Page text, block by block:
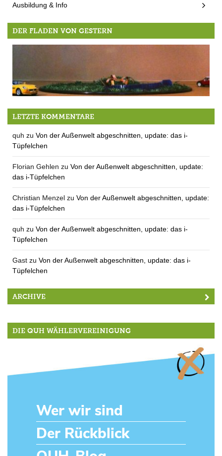
Ausbildung & Info
DER FLADEN VON GESTERN
Es geht rund (die 7. Gemeinderatssitzung 2011)
LETZTE KOMMENTARE
quh zu Von der Außenwelt abgeschnitten, update: das i-
Tüpfelchen
Florian Gehlen zu Von der Außenwelt abgeschnitten, update:
das i-Tüpfelchen
Christian Menzel zu Von der Außenwelt abgeschnitten, update:
das i-Tüpfelchen
quh zu Von der Außenwelt abgeschnitten, update: das i-
Tüpfelchen
Gast zu Von der Außenwelt abgeschnitten, update: das i-
Tüpfelchen
ARCHIVE
DIE QUH WÄHLERVEREINIGUNG
Wer wir sind
Der Rückblick